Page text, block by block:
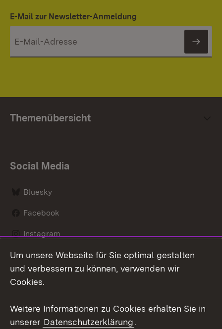
E-Mail zur Newsletter-Anmeldung
Themenübersicht
Social Media
Bluesky
Facebook
Instagram
LinkedIn
Um unsere Webseite für Sie optimal gestalten
und verbessern zu können, verwenden wir
Cookies.
Weitere Informationen zu Cookies erhalten Sie in
unserer Datenschutzerklärung.